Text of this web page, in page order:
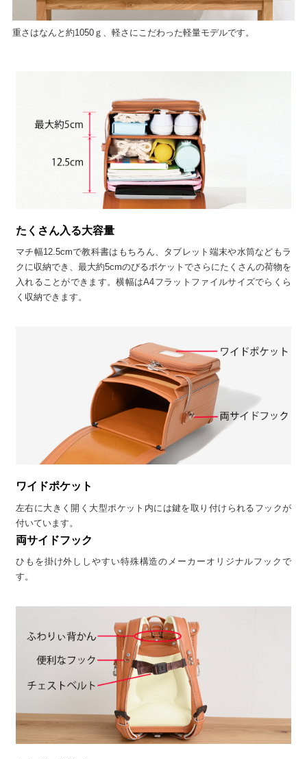
重さはなんと約1050ｇ、軽さにこだわった軽量モデルです。
たくさん入る大容量
マチ幅12.5cmで教科書はもちろん、タブレット端末や水筒などもラ
クに収納でき、最大約5cmのびるポケットでさらにたくさんの荷物を
入れることができます。横幅はA4フラットファイルサイズでらくら
く収納できます。
ワイドポケット
左右に大きく開く大型ポケット内には鍵を取り付けられるフックが
付いています。
両サイドフック
ひもを掛け外ししやすい特殊構造のメーカーオリジナルフックで
す。